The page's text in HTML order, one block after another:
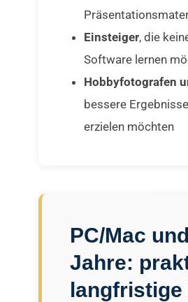
Einsteiger, die
Software lernen
Hobbyfotografen
bessere
erzielen möchten
PC/Mac
Jahre:
langfristige